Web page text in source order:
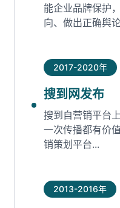
能企业品牌保护
向、做出正确舆
2017-2020年
搜到网发布
搜到自营销平台
一次传播都有价
销策划平台...
2013-2016年